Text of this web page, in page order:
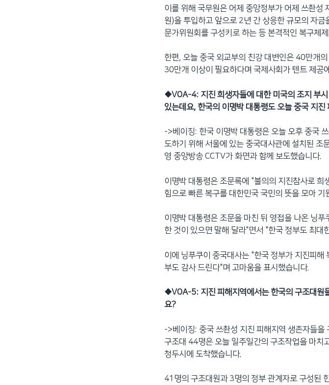
이를 위해 국무원은 어제 중앙정부가 어제 쓰촨
원)을 투입하고 앞으로 2년 간 상응한 규모의 자
문가위원회를 구성키로 하는 등 본격적인 복구체
한편, 오늘 중국 외교부의 친강 대변인은 40만개
30만개 이상이 필요하다며 국제사회가 텐트 제공
◆VOA-4: 지진 희생자들에 대한 미국의 조지 부
있는데요, 한국의 이명박 대통령도 오늘 중국 지
->베이징: 한국 이명박 대통령은 오늘 오후 중국
도하기 위해 서울에 있는 중국대사관에 설치된 조
영 중앙방송 CCTV가 화면과 함께 보도했습니다.
이명박 대통령은 조문록에 "불의의 지진참사로
힘으로 빠른 복구를 대한민국 국민의 뜻을 모아 기
이명박 대통령은 조문을 마친 뒤 영접을 나온 닝
한 것이 있으면 말해 달라"면서 "한국 정부도 최대
이에 닝푸쿠이 중국대사는 "한국 정부가 지진피
부도 감사 드린다"며 고마움을 표시했습니다.
◆VOA-5: 지진 피해지역에서는 한국의 구조대원
요?
->베이징: 중국 쓰촨성 지진 피해지역 생존자들
구조대 44명은 오늘 일주일간의 구조작업을 마치
청두시에 도착했습니다.
41명의 구조대원과 3명의 정부 관계자로 구성된